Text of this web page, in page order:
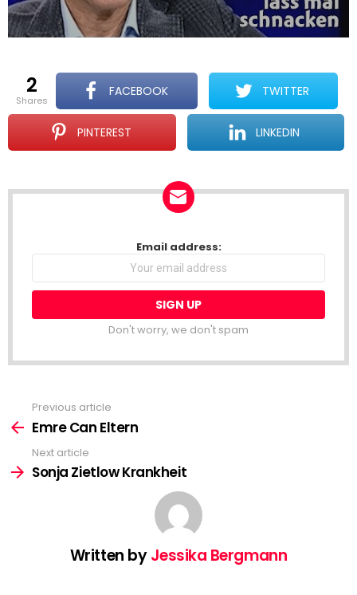
2
shares
FACEBOOK TWITTER
PINTEREST LINKEDIN
NEWSLETTER Email address:
Don't worry, we don't spam
more
Previous article
Emre Can Eltern
Next article
Sonja Zietlow Krankheit
Written byJessika Bergmann